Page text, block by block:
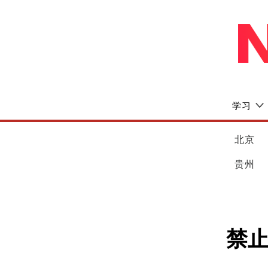
学习
北京
贵州
禁